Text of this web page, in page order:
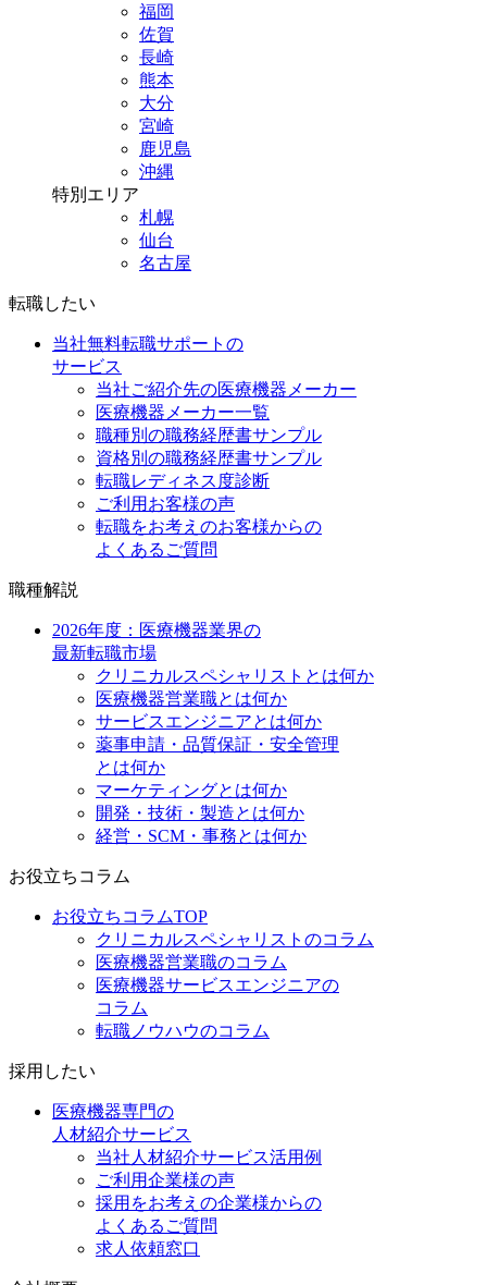
福岡
佐賀
長崎
熊本
大分
宮崎
鹿児島
沖縄
特別エリア
札幌
仙台
名古屋
転職したい
当社無料転職サポートの
サービス
当社ご紹介先の医療機器メーカー
医療機器メーカー一覧
職種別の職務経歴書サンプル
資格別の職務経歴書サンプル
転職レディネス度診断
ご利用お客様の声
転職をお考えのお客様からの
よくあるご質問
職種解説
2026年度：医療機器業界の
最新転職市場
クリニカルスペシャリストとは何か
医療機器営業職とは何か
サービスエンジニアとは何か
薬事申請・品質保証・安全管理
とは何か
マーケティングとは何か
開発・技術・製造とは何か
経営・SCM・事務とは何か
お役立ちコラム
お役立ちコラムTOP
クリニカルスペシャリストのコラム
医療機器営業職のコラム
医療機器サービスエンジニアの
コラム
転職ノウハウのコラム
採用したい
医療機器専門の
人材紹介サービス
当社人材紹介サービス活用例
ご利用企業様の声
採用をお考えの企業様からの
よくあるご質問
求人依頼窓口